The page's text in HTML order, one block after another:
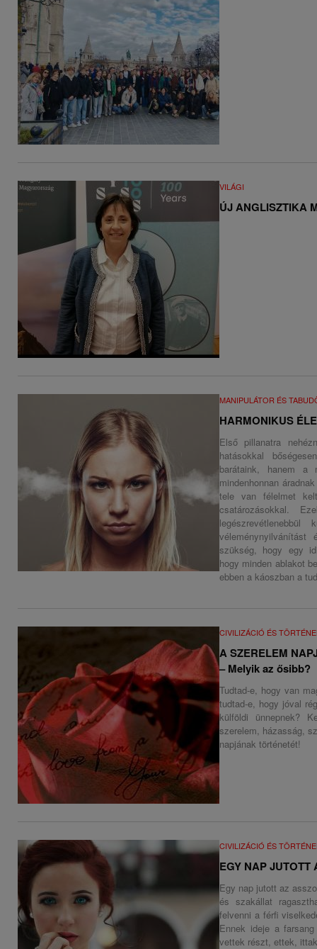
VILÁGI
ÚJ ANGLISZTIKA
MANIPULÁTOR ÉS
HARMONIKUS
Első pillanatra
hatásokkal
barátaink, hanem
mindenhonnan
tele van félelmet
csatározásokkal.
legészrevétlenebbül
szükség, hogy egy
hogy minden ablakot
ebben a káoszban a
CIVILIZÁCIÓ ÉS
A SZERELEM
– Melyik az ősibb?
Tudtad-e, hogy van
tudtad-e, hogy jóval
külföldi ünnepnek?
szerelem, házasság,
napjának történetét!
CIVILIZÁCIÓ ÉS
EGY NAP
Egy nap jutott az
és szakállat
felvenni a férfi
Ennek ideje a
vettek részt, ettek,